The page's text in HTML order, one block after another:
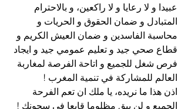
عبيدا و لا رعايا و لا راكعين، و بالاحترام
المتبادل و ضمان الحقوق و الحريات و
محاسبة الفاسدين و ضمان العيش الكريم و
قطاع صحي جيد و تعليم عمومي جيد و ايجاد
فرص شغل للجميع و اتاحة الفرصة لمغاربة
العالم للمشاركة في تنمية المغرب !
اذن هذا ما نريده، يا ملك ان تعم الفرحة
الجميع و لن يبق مظلوما قابعا في سجونك !